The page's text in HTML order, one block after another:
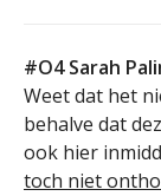
#O4 Sarah
Weet dat het
behalve dat
ook hier
toch niet